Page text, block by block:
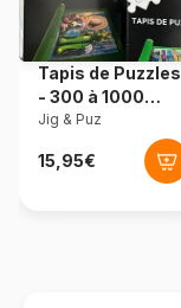
Nombre de pièces
Dimensions
Tapis de Puzzles
- 300 à 1000
pièces
Jig & Puz